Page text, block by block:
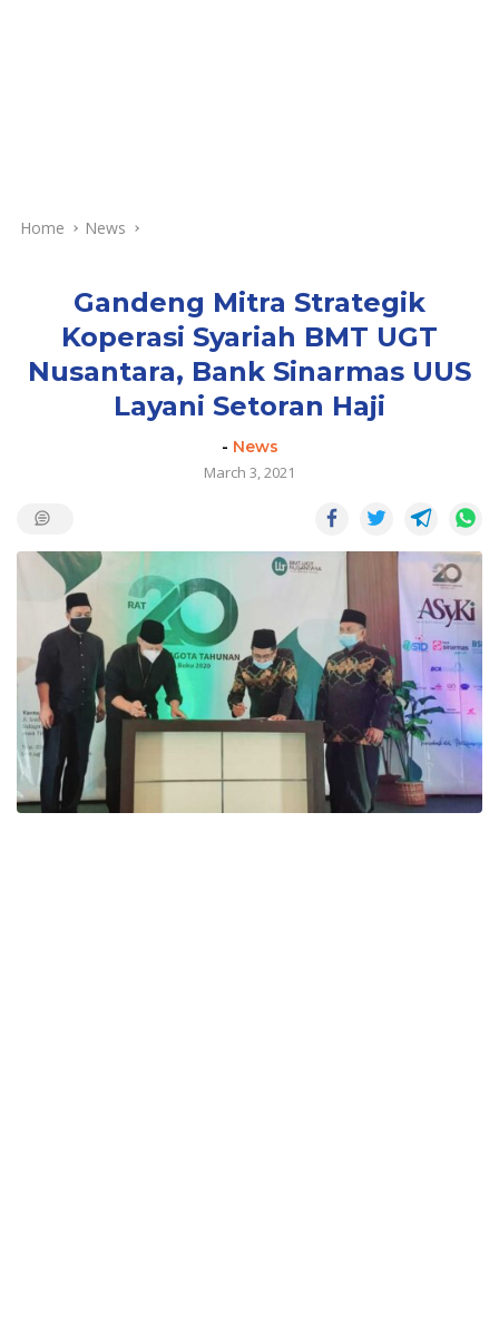
Home News
Gandeng Mitra Strategik
Koperasi Syariah BMT UGT
Nusantara, Bank Sinarmas UUS
Layani Setoran Haji
- News
March 3, 2021